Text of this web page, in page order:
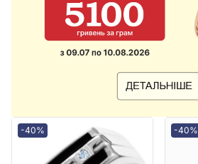
-40% -40%